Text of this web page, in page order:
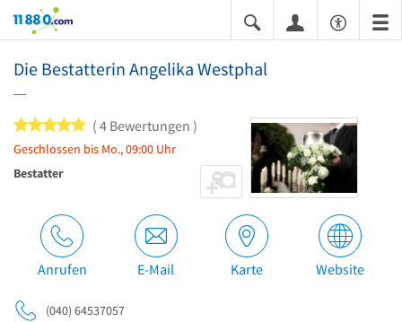
11880.com
Die Bestatterin Angelika Westphal
5 von 5 Sternen
4 Bewertungen
Geschlossen bis Mo., 09:00 Uhr
Bestatter
Anrufen E-Mail Karte Website
(040) 64537057